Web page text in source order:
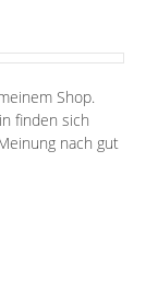
Shop.
finden sich
nach gut